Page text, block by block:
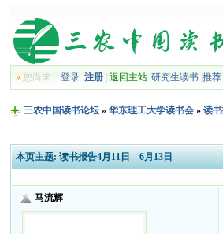
» 您尚未登录 注册 |返回主站 |研究生读书 |推荐
三农中国读书论坛 »华东理工大学读书会 »读
本页主题: 读书报告4月11日—6月13日
马流辉